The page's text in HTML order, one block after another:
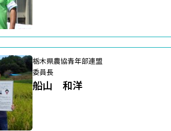
栃木県農協青年部連盟
委員長
船山 和洋